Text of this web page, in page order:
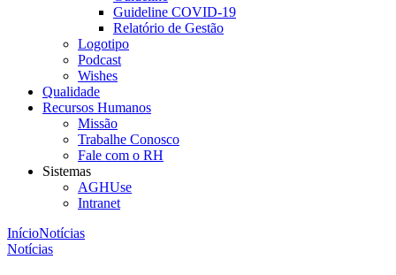
Guideline COVID-19
Relatório de Gestão
Logotipo
Podcast
Wishes
Qualidade
Recursos Humanos
Missão
Trabalhe Conosco
Fale com o RH
Sistemas
AGHUse
Intranet
InícioNotícias
Notícias